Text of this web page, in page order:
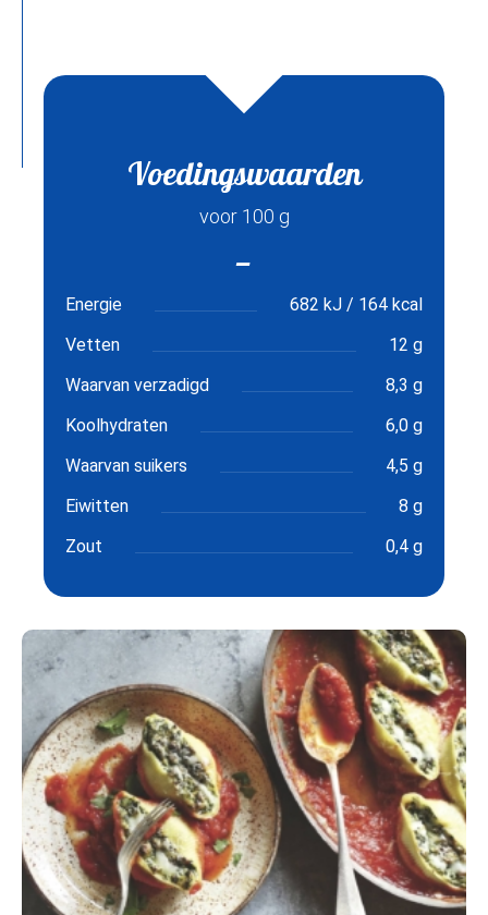
Voedingswaarden
voor 100 g
Energie
682 kJ / 164 kcal
Vetten
12 g
Waarvan verzadigd
8,3 g
Koolhydraten
6,0 g
Waarvan suikers
4,5 g
Eiwitten
8 g
Zout
0,4 g